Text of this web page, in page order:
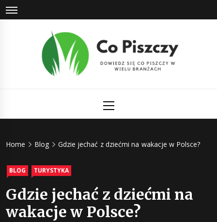
Skip
to
Menu
Home Blog Gdzie jechać z dziećmi na wakacje w Polsce?
BLOG TURYSTYKA
Gdzie jechać z dziećmi na
wakacje w Polsce?